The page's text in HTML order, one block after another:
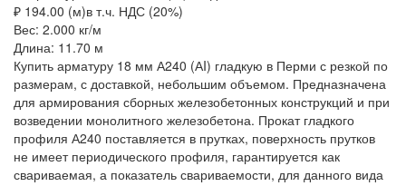
₽ 194.00 (м)в т.ч. НДС (20%)
Вес: 2.000 кг/м
Длина: 11.70 м
Купить арматуру 18 мм А240 (АI) гладкую в Перми с резкой по
размерам, с доставкой, небольшим объемом. Предназначена
для армирования сборных железобетонных конструкций и при
возведении монолитного железобетона. Прокат гладкого
профиля А240 поставляется в прутках, поверхность прутков
не имеет периодического профиля, гарантируется как
свариваемая, а показатель свариваемости, для данного вида